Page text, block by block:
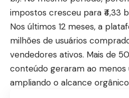
impostos cresceu para ₹4,33
Nos últimos 12 meses, a
milhões de usuários
vendedores ativos. Mais de
conteúdo geraram ao
ampliando o alcance